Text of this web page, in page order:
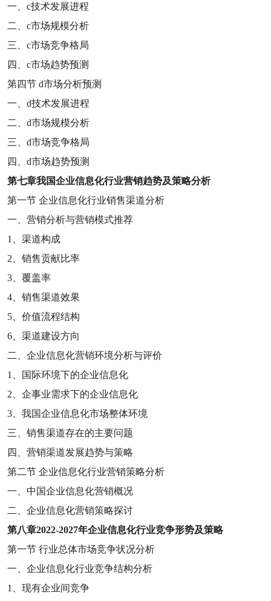
一、 c技术发展进程
二、 c市场规模分析
三、 c市场竞争格局
四、 c市场趋势预测
第四节 d市场分析预测
一、 d技术发展进程
二、 d市场规模分析
三、 d市场竞争格局
四、 d市场趋势预测
第七章我国企业信息化行业营销趋势及策略分析
第一节 企业信息化行业销售渠道分析
一、营销分析与营销模式推荐
1
、渠道构成
2 、销售贡献比率
3 、覆盖率
4 、销售渠道效果
5 、价值流程结构
6 、渠道建设方向
二、企业信息化营销环境分析与评价
1
、国际环境下的企业信息化
2 、企事业需求下的企业信息化
3 、我国企业信息化市场整体环境
三、销售渠道存在的主要问题
四、营销渠道发展趋势与策略
第二节 企业信息化行业营销策略分析
一、中国企业信息化营销概况
二、企业信息化营销策略探讨
第八章2022-2027年企业信息化行业竞争形势及策略
第一节 行业总体市场竞争状况分析
一、企业信息化行业竞争结构分析
1
、现有企业间竞争